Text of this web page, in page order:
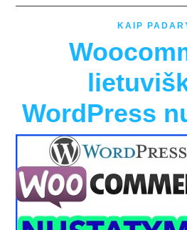
KAIP
WordPress